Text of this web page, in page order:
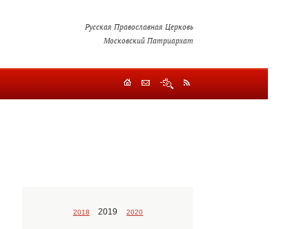
Русская Православная Церковь
Московский Патриархат
2018 2019 2020